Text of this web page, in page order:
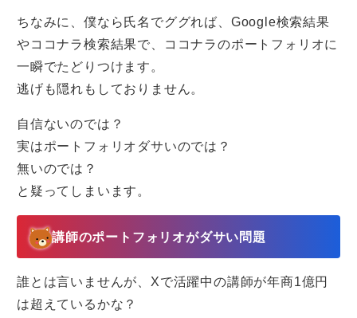
ちなみに、僕なら氏名でググれば、Google検索結果
やココナラ検索結果で、ココナラのポートフォリオに
一瞬でたどりつけます。
逃げも隠れもしておりません。
自信ないのでは？
実はポートフォリオダサいのでは？
無いのでは？
と疑ってしまいます。
講師のポートフォリオがダサい問題
誰とは言いませんが、Xで活躍中の講師が年商1億円
は超えているかな？